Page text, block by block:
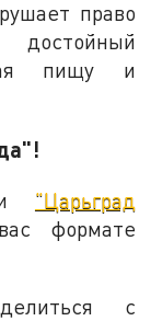
право
достойный
пищу и
"Царьград
формате
с